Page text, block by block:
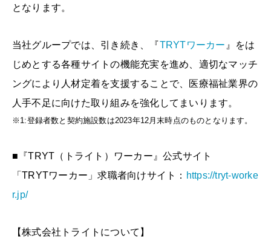
となります。
当社グループでは、引き続き、『TRYTワーカー 』をは
じめとする各種サイトの機能充実を進め、適切なマッチ
ングにより人材定着を支援することで、医療福祉業界の
人手不足に向けた取り組みを強化してまいります。
※1:登録者数と契約施設数は2023年12月末時点のものとなります。
■『TRYT（トライト）ワーカー』公式サイト
「TRYTワーカー」求職者向けサイト： https://tryt-worke
r.jp/
【株式会社トライトについて】